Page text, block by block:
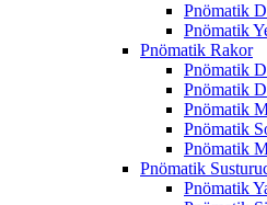
Pnömatik
Pnömatik
Pnömatik Rakor
Pnömatik
Pnömatik
Pnömatik
Pnömatik
Pnömatik
Pnömatik
Pnömatik